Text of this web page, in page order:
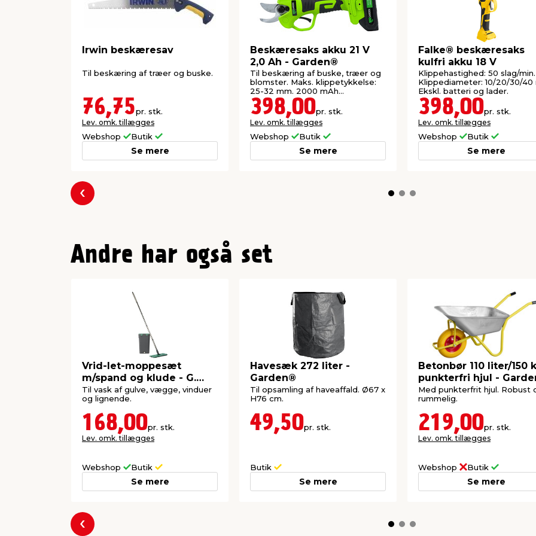
Irwin beskæresav
Til beskæring af træer og buske.
76,75pr. stk.
Lev. omk. tillægges
Webshop Butik
Se mere
Beskæresaks akku 21 V
2,0 Ah - Garden®
Til beskæring af buske, træer og
blomster. Maks. klippetykkelse:
25-32 mm. 2000 mAh
litiumbatteri.
398,00pr. stk.
Lev. omk. tillægges
Webshop Butik
Se mere
Falke® beskæresaks
kulfri akku 18 V
Klippehastighed: 50 slag/min.
Klippediameter: 10/20/30/40
Ekskl. batteri og lader.
398,00pr. stk.
Lev. omk. tillægges
Webshop Butik
Se mere
Forrige
Andre har også set
Vrid-let-moppesæt
m/spand og klude - G.
Funder
Til vask af gulve, vægge, vinduer
og lignende.
168,00pr. stk.
Lev. omk. tillægges
Webshop Butik
Se mere
Havesæk 272 liter -
Garden®
Til opsamling af haveaffald. Ø67 x
H76 cm.
49,50pr. stk.
Butik
Se mere
Betonbør 110 liter/150
punkterfri hjul -
Med punkterfrit hjul. Robust
rummelig.
219,00pr. stk.
Lev. omk. tillægges
Webshop Butik
Se mere
Forrige